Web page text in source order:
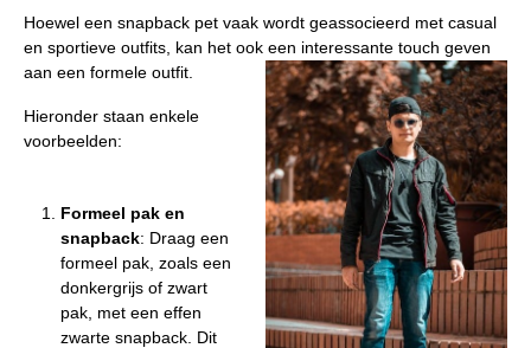
Hoewel een snapback pet vaak wordt geassocieerd met casual
en sportieve outfits, kan het ook een interessante touch geven
aan een formele outfit.
Hieronder staan enkele
voorbeelden:
Formeel pak en
snapback: Draag een
formeel pak, zoals een
donkergrijs of zwart
pak, met een effen
zwarte snapback. Dit